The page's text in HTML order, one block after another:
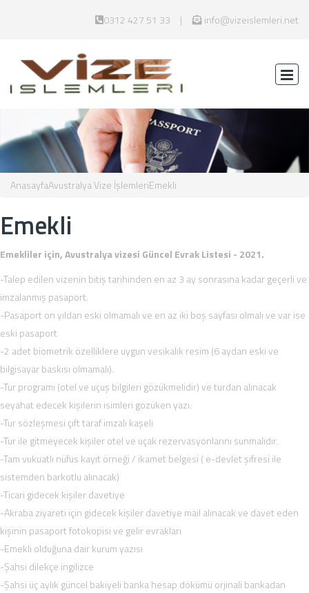
0312 427 51 33 info@vizeislemleri.net
AnasayfaAvustralya Vize İşlemleriEmekli
Emekli
Emekliler için, Avustralya vizesi Güncel Evrak Listesi - 2021.
-Talep edilen vizenin bitiş tarihinden en az 3 ay sonrasına kadar geçerli ve
imzalanmış pasaport.
-Pasaport on yıldan eski olmamalı ve en az iki boş sayfası olmalı ve var ise
eski pasaport
-2 adet biometrik özelliklere uygun vesikalık resim (6 aydan eski ve
bilgisayar baskısı olmamalı).
-Tur programı (otel ve uçuş bilgileri gözükmelidir) ve turdan alınacak
seyahat edecek kişilerin isimleri gözüken yazı.
-Tur sözleşmesi çift taraf imzalı kaşeli
-Tur ile gitmeyecek kişiler otel ve uçak rezervasyonlarını sunmalıdır.
-Tam vukuatlı nüfus kayıt örneği / ikamet belgesi ( e-devlet şifresi ile
sistemden barkotlu alınacak)
-Ticari gidecek kişiler davetiye
-Akraba ziyareti için gidecek kişiler davetiye mail alınacak ve davet eden
kişinin pasaport fotokopisi ve gelir evrakları
-Emekli olduğuna dair kurum yazısı
-Şahsi dilekçe ingilizce
-Şahsi üç aylık güncel bakiyeli banka hesap dökümü orjinali bankadan